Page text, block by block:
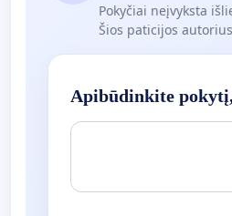
Pokyčiai neįvyksta
Šios paticijos
Apibūdinkite